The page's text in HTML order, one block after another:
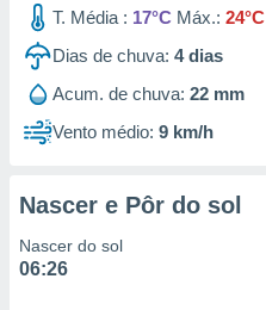
1199
T. Média : 17°C Máx.: 24°C
Dias de chuva: 4dias
Acum. de chuva: 22 mm
Vento médio: 9 km/h
Nascer e Pôr do sol
Nascer do sol
06:26